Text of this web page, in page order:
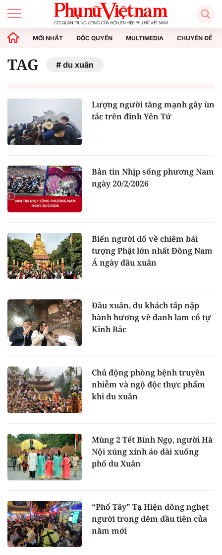
MỚI NHẤT ĐỘC QUYỀN MULTIMEDIA CHUYÊN ĐỀ
TAG du xuân
Lượng người tăng mạnh gây ùn
tắc trên đỉnh Yên Tử
Bản tin Nhịp sống phương Nam
ngày 20/2/2026
Biển người đổ về chiêm bái
tượng Phật lớn nhất Đông Nam
Á ngày đầu xuân
Đầu xuân, du khách tấp nập
hành hương về danh lam cổ tự
Kinh Bắc
Chủ động phòng bệnh truyền
nhiễm và ngộ độc thực phẩm
khi du xuân
Mùng 2 Tết Bính Ngọ, người Hà
Nội xúng xính áo dài xuống
phố du Xuân
“Phố Tây” Tạ Hiện đông nghẹt
người trong đêm đầu tiên của
năm mới